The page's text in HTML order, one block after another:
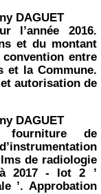
DAGUET
l’année 2016.
et du montant
entre
et la Commune.
autorisation de
DAGUET
de
de radiologie
2017 - lot 2 ’
’. Approbation